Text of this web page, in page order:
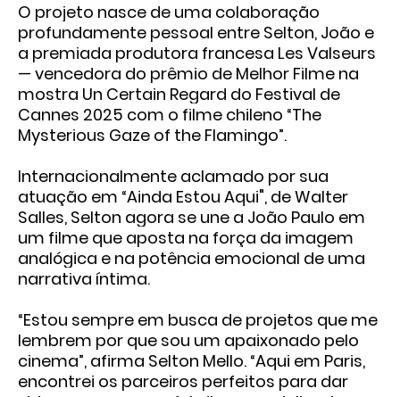
O projeto nasce de uma colaboração
profundamente pessoal entre Selton, João e
a premiada produtora francesa Les Valseurs
— vencedora do prêmio de Melhor Filme na
mostra Un Certain Regard do Festival de
Cannes 2025 com o filme chileno “The
Mysterious Gaze of the Flamingo”.
Internacionalmente aclamado por sua
atuação em “Ainda Estou Aqui", de Walter
Salles, Selton agora se une a João Paulo em
um filme que aposta na força da imagem
analógica e na potência emocional de uma
narrativa íntima.
“Estou sempre em busca de projetos que me
lembrem por que sou um apaixonado pelo
cinema”, afirma Selton Mello. “Aqui em Paris,
encontrei os parceiros perfeitos para dar